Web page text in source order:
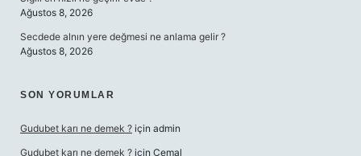
Ağustos 8, 2026
Secdede alnın yere değmesi ne anlama gelir ?
Ağustos 8, 2026
SON YORUMLAR
Gudubet karı ne demek ? için admin
Gudubet karı ne demek ? için Cemal